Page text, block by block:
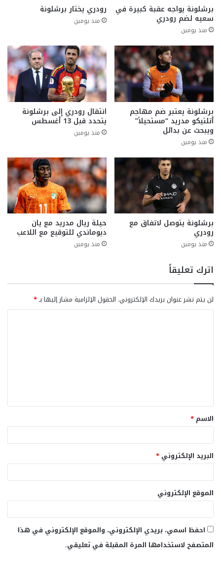
برشلونة يواجه عقبة كبيرة في
سعيه لضم رودري
منذ يومين
رودري يختار برشلونة
منذ يومين
برشلونة يعتبر ضم مهاجم
أتلتيكو مدريد “مستحيلاً”
ويبحث عن بدائل
منذ يومين
انتقال رودري إلى برشلونة
يتحدد قبل 13 أغسطس
منذ يومين
برشلونة يتوصل لاتفاق مع
رودري
منذ يومين
حيلة ريال مدريد مع يان
ديوماندي للتوقيع مع اللاعب
منذ يومين
اترك تعليقاً
لن يتم نشر عنوان بريدك الإلكتروني. الحقول الإلزامية مشار إليها بـ*
ق
*
الاسم *
البريد الإلكتروني *
الموقع الإلكتروني
احفظ اسمي، بريدي الإلكتروني، والموقع الإلكتروني في هذا
المتصفح لاستخدامها المرة المقبلة في تعليقي.